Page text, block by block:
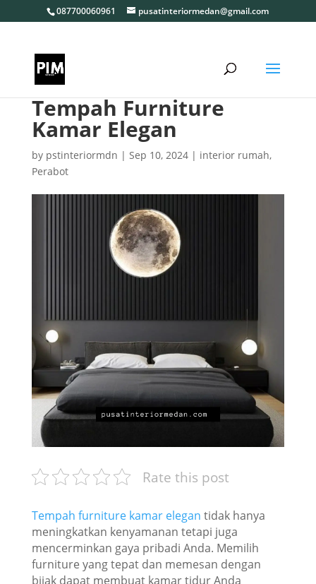
087700060961 pusatinteriormedan@gmail.com
Tempah Furniture
Kamar Elegan
by pstinteriormdn | Sep 10, 2024| interior rumah,
Perabot
Rate this post
Tempah furniture kamar elegan tidak hanya
meningkatkan kenyamanan tetapi juga
mencerminkan gaya pribadi Anda. Memilih
furniture yang tepat dan memesan dengan
bijak dapat membuat kamar tidur Anda